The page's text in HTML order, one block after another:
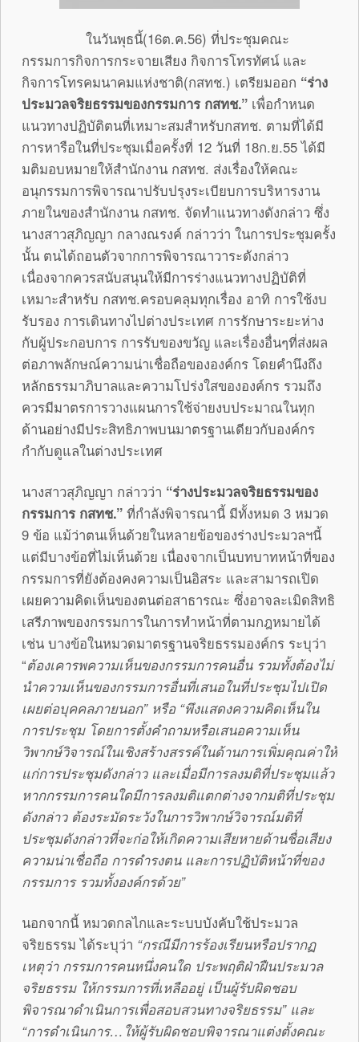
ในวันพุธนี้(16ต.ค.56) ที่ประชุมคณะ
กรรมการกิจการกระจายเสียง กิจการโทรทัศน์ และ
กิจการโทรคมนาคมแห่งชาติ(กสทช.) เตรียมออก “ร่าง
ประมวลจริยธรรมของกรรมการ กสทช.” เพื่อกำหนด
แนวทางปฏิบัติตนที่เหมาะสมสำหรับกสทช. ตามที่ได้มี
การหารือในที่ประชุมเมื่อครั้งที่ 12 วันที่ 18ก.ย.55 ได้มี
มติมอบหมายให้สำนักงาน กสทช. ส่งเรื่องให้คณะ
อนุกรรมการพิจารณาปรับปรุงระเบียบการบริหารงาน
ภายในของสำนักงาน กสทช. จัดทำแนวทางดังกล่าว ซึ่ง
นางสาวสุภิญญา กลางณรงค์ กล่าวว่า ในการประชุมครั้ง
นั้น ตนได้ถอนตัวจากการพิจารณาวาระดังกล่าว
เนื่องจากควรสนับสนุนให้มีการร่างแนวทางปฏิบัติที่
เหมาะสำหรับ กสทช.ครอบคลุมทุกเรื่อง อาทิ การใช้งบ
รับรอง การเดินทางไปต่างประเทศ การรักษาระยะห่าง
กับผู้ประกอบการ การรับของขวัญ และเรื่องอื่นๆที่ส่งผล
ต่อภาพลักษณ์ความน่าเชื่อถือขององค์กร โดยคำนึงถึง
หลักธรรมาภิบาลและความโปร่งใสขององค์กร รวมถึง
ควรมีมาตรการวางแผนการใช้จ่ายงบประมาณในทุก
ด้านอย่างมีประสิทธิภาพบนมาตรฐานเดียวกับองค์กร
กำกับดูแลในต่างประเทศ
นางสาวสุภิญญา กล่าวว่า “ร่างประมวลจริยธรรมของ
กรรมการ กสทช.” ที่กำลังพิจารณานี้ มีทั้งหมด 3 หมวด
9 ข้อ แม้ว่าตนเห็นด้วยในหลายข้อของร่างประมวลฯนี้
แต่มีบางข้อที่ไม่เห็นด้วย เนื่องจากเป็นบทบาทหน้าที่ของ
กรรมการที่ยังต้องคงความเป็นอิสระ และสามารถเปิด
เผยความคิดเห็นของตนต่อสาธารณะ ซึ่งอาจละเมิดสิทธิ
เสรีภาพของกรรมการในการทำหน้าที่ตามกฎหมายได้
เช่น บางข้อในหมวดมาตรฐานจริยธรรมองค์กร ระบุว่า
“ต้องเคารพความเห็นของกรรมการคนอื่น รวมทั้งต้องไม่
นำความเห็นของกรรมการอื่นที่เสนอในที่ประชุมไปเปิด
เผยต่อบุคคลภายนอก” หรือ “พึงแสดงความคิดเห็นใน
การประชุม โดยการตั้งคำถามหรือเสนอความเห็น
วิพากษ์วิจารณ์ในเชิงสร้างสรรค์ในด้านการเพิ่มคุณค่าให้
แก่การประชุมดังกล่าว และเมื่อมีการลงมติที่ประชุมแล้ว
หากกรรมการคนใดมีการลงมติแตกต่างจากมติที่ประชุม
ดังกล่าว ต้องระมัดระวังในการวิพากษ์วิจารณ์มติที่
ประชุมดังกล่าวที่จะก่อให้เกิดความเสียหายด้านชื่อเสียง
ความน่าเชื่อถือ การดำรงตน และการปฏิบัติหน้าที่ของ
กรรมการ รวมทั้งองค์กรด้วย”
นอกจากนี้ หมวดกลไกและระบบบังคับใช้ประมวล
จริยธรรม ได้ระบุว่า “กรณีมีการร้องเรียนหรือปรากฏ
เหตุว่า กรรมการคนหนึ่งคนใด ประพฤติฝ่าฝืนประมวล
จริยธรรม ให้กรรมการที่เหลืออยู่ เป็นผู้รับผิดชอบ
พิจารณาดำเนินการเพื่อสอบสวนทางจริยธรรม” และ
“การดำเนินการ…ให้ผู้รับผิดชอบพิจารณาแต่งตั้งคณะ